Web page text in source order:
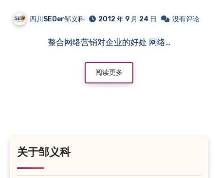
四川SEOer邹义科 2012 年 9 月 24 日 没有评论
整合网络营销对企业的好处 网络…
阅读更多
关于邹义科